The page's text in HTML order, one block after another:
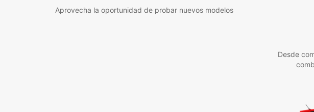
Aprovecha la oportunidad de probar nuevos modelos
Desde